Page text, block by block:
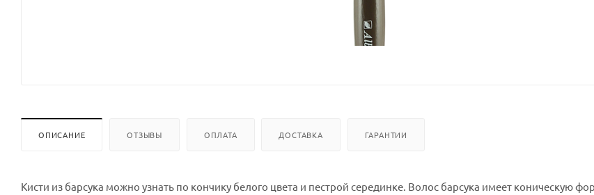
ОПИСАНИЕ ОТЗЫВЫ ОПЛАТА ДОСТАВКА ГАРАНТИИ
Кисти из барсука можно узнать по кончику белого цвета и пестрой серединке. Волос барсука имеет коническую